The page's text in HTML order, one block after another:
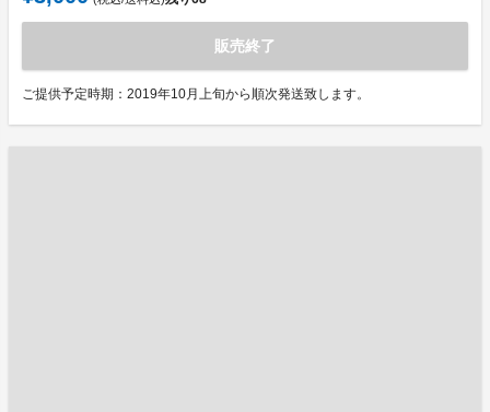
販売終了
ご提供予定時期：2019年10月上旬から順次発送致します。